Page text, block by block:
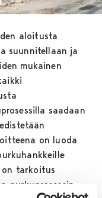
aloitusta
suunnitellaan ja
mukainen
saadaan
on luoda
on tarkoitus
purkuprosessin